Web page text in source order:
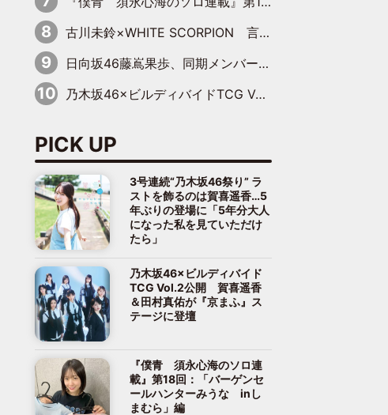
古川未鈴×WHITE SCORPION 言葉が背中を押した“それぞれの決意”
日向坂46藤嶌果歩、同期メンバーの反応を明かす「『大人になりましたね』と言って見てくれました」
乃木坂46×ビルディバイドTCG Vol.2公開 賀喜遥香＆田村真佑が『京まふ』ステージに登壇
PICK UP
3号連続“乃木坂46祭り” ラ
ストを飾るのは賀喜遥香…5
年ぶりの登場に「5年分大人
になった私を見ていただけ
たら」
乃木坂46×ビルディバイド
TCG Vol.2公開 賀喜遥香
＆田村真佑が『京まふ』ス
テージに登壇
『僕青 須永心海のソロ連
載』第18回：「バーゲンセ
ールハンターみうな inし
まむら」編